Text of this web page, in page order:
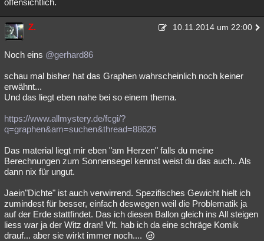
offensichtlich.
Z. 10.11.2014 um 22:00
Noch eins @gerhard86
schau mal bisher hat das Graphen wahrscheinlich noch keiner
erwähnt...
Und das liegt eben nahe bei so einem thema.
https://www.allmystery.de/fcgi/?
q=graphen&am=suchen&thread=88626
Das material liegt mir eben "am Herzen" falls du meine
Berechnungen zum Sonnensegel kennst weist du das auch.. Als
dann nix für ungut.
Jaein"Dichte" ist auch verwirrend. Spezifisches Gewicht hielt ich
zumindest für besser, einfach deswegen weil die Problematik ja
auf der Erde stattfindet. Das ich diesen Ballon gleich ins All steigen
liess war ja der Witz dran! Vlt. hab ich da eine schräge Komik
drauf... aber sie wirkt immer noch....